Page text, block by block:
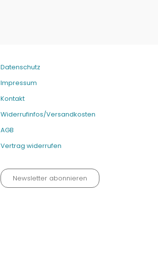
Datenschutz
Impressum
Kontakt
Widerrufinfos/Versandkosten
AGB
Vertrag widerrufen
Newsletter abonnieren